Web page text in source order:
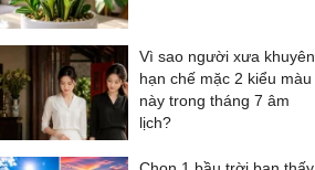
Vì sao người xưa khuyên
hạn chế mặc 2 kiểu màu
này trong tháng 7 âm
lịch?